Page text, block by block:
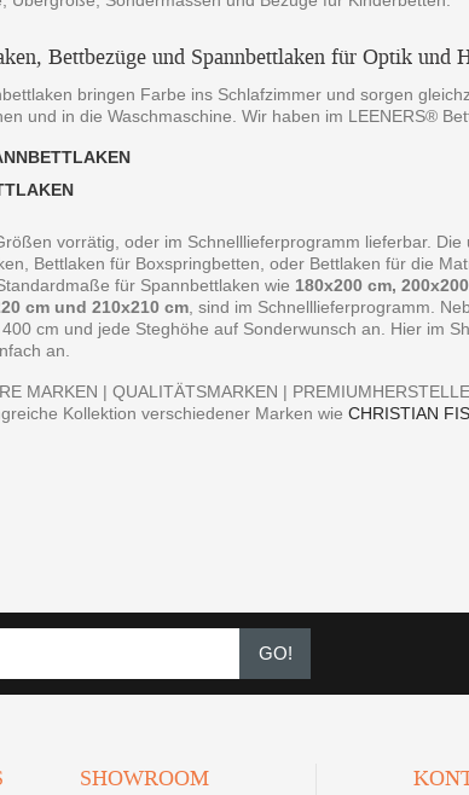
Bettbezüge und Spannbettlaken für Optik und
bringen Farbe ins Schlafzimmer und sorgen
und in die Waschmaschine. Wir haben im LEENERS®
vorrätig, oder im Schnelllieferprogramm lieferbar.
Bettlaken für Boxspringbetten, oder Bettlaken für die
für Spannbettlaken wie 180x200 cm,
cm und 210x210 cm, sind im Schnelllieferprogramm.
cm und jede Steghöhe auf Sonderwunsch an. Hier im
an.
MARKEN | QUALITÄTSMARKEN |
Kollektion verschiedener Marken wieCHRISTIAN
GO!
SHOWROOM